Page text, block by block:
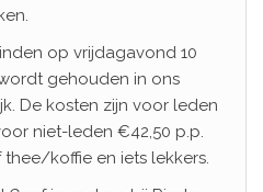
op vrijdagavond 10
gehouden in ons
De kosten zijn voor leden
niet-leden €42,50 p.p.
koffie en iets lekkers.